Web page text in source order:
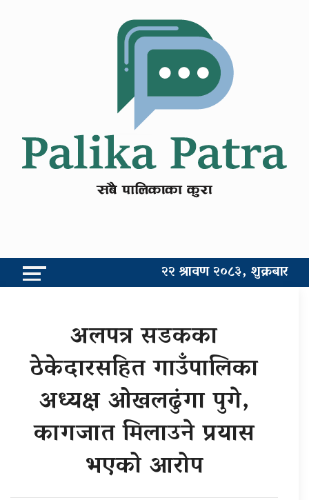
२२ श्रावण २०८३, शुक्रबार
अलपत्र सडकका
ठेकेदारसहित गाउँपालिका
अध्यक्ष ओखलढुंगा पुगे,
कागजात मिलाउने प्रयास
भएको आरोप